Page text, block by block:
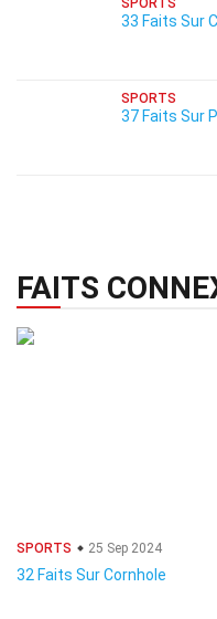
SPORTS
33 Faits Sur
SPORTS
37 Faits Sur
FAITS
SPORTS 25 Sep 2024
32 Faits Sur Cornhole